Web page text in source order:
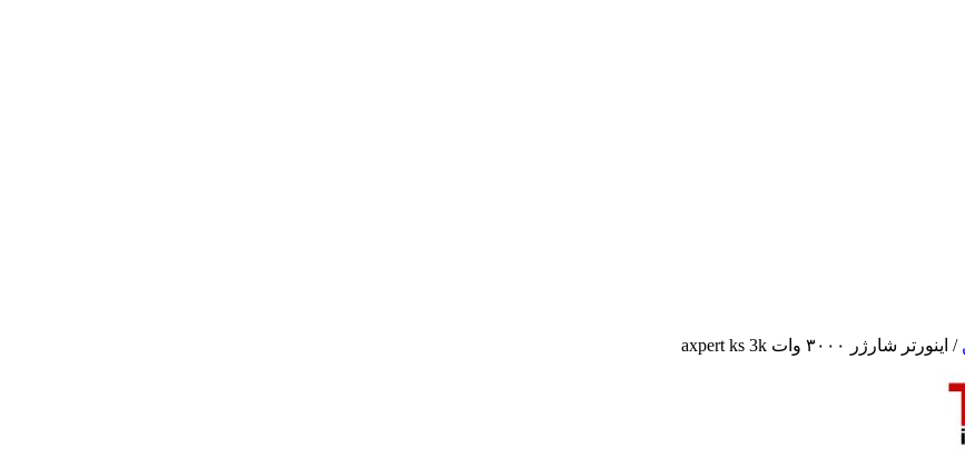
/ اینورتر شارژر ۳۰۰۰ وات axpert ks 3k